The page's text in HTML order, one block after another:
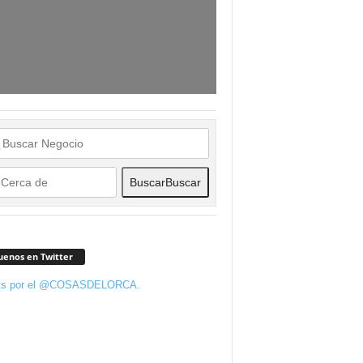
BuscarBuscar
en Twitter
por el @COSASDELORCA.